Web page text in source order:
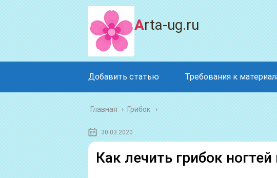
Arta-ug.ru
Добавить статью Требования к
Главная › Грибок
30.03.2020
Как лечить грибок